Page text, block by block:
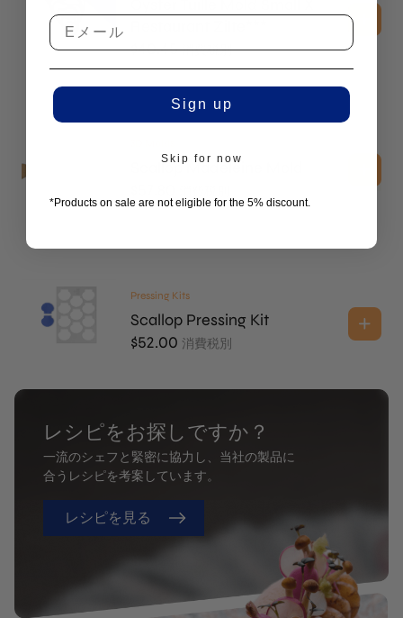
$40.45 消費税別
Scallop Madeleine Mold
Pressing Kits
Scallop Pressing Kit
$52.00 消費税別
レシピをお探しですか？
一流のシェフと緊密に協力し、当社の製品に
合うレシピを考案しています。
レシピを見る
Sign up
Skip for now
*Products on sale are not eligible for the 5% discount.